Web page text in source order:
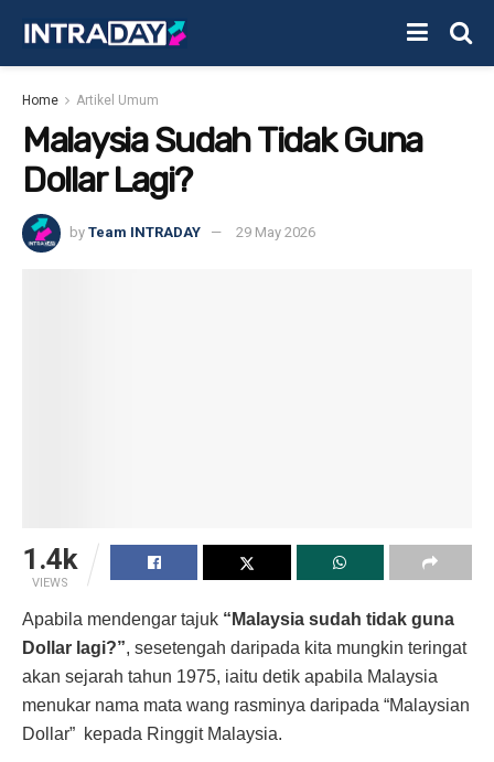
Home Artikel Umum
Malaysia Sudah Tidak Guna
Dollar Lagi?
by Team INTRADAY 29 May 2026
1.4k
VIEWS
Apabila mendengar tajuk “Malaysia sudah tidak guna
Dollar lagi?”, sesetengah daripada kita mungkin teringat
akan sejarah tahun 1975, iaitu detik apabila Malaysia
menukar nama mata wang rasminya daripada “Malaysian
Dollar” kepada Ringgit Malaysia.